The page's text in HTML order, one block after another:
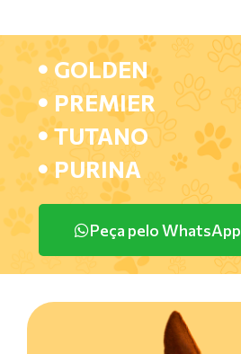
GOLDEN
PREMIER
TUTANO
PURINA
Peça pelo WhatsApp